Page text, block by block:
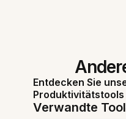
Entdecken Sie
Produktivitätstools
Verwandte